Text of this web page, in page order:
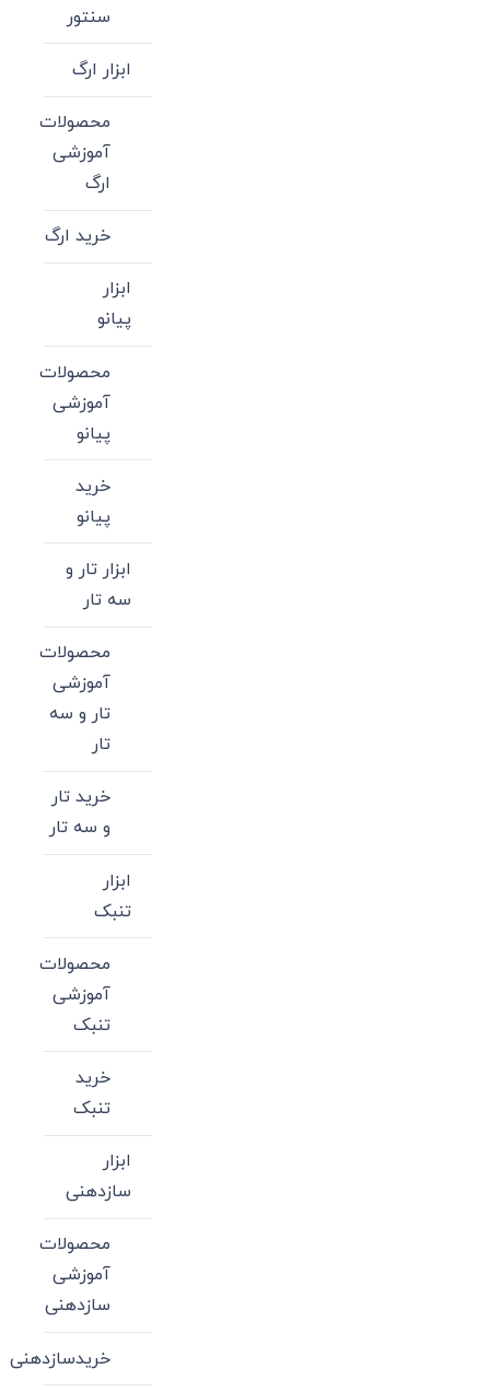
سنتور
ابزار ارگ
محصولات
آموزشی
ارگ
خرید ارگ
ابزار
پیانو
محصولات
آموزشی
پیانو
خرید
پیانو
ابزار تار و
سه تار
محصولات
آموزشی
تار و سه
تار
خرید تار
و سه تار
ابزار
تنبک
محصولات
آموزشی
تنبک
خرید
تنبک
ابزار
سازدهنی
محصولات
آموزشی
سازدهنی
خریدسازدهنی